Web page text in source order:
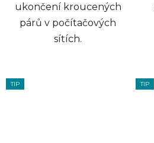
ukončení kroucených
párů v počítačových
sítích.
TIP TIP